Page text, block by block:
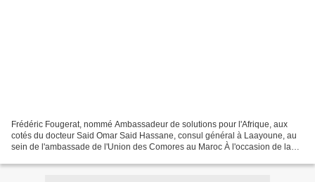
Frédéric Fougerat, nommé Ambassadeur de solutions pour l'Afrique, aux
cotés du docteur Said Omar Said Hassane, consul général à Laayoune, au
sein de l'ambassade de l'Union des Comores au Maroc À l'occasion de la